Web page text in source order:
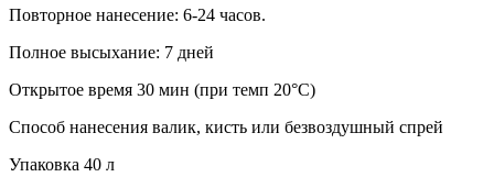
Повторное нанесение: 6-24 часов.
Полное высыхание: 7 дней
Открытое время 30 мин (при темп 20°C)
Способ нанесения валик, кисть или безвоздушный спрей
Упаковка 40 л